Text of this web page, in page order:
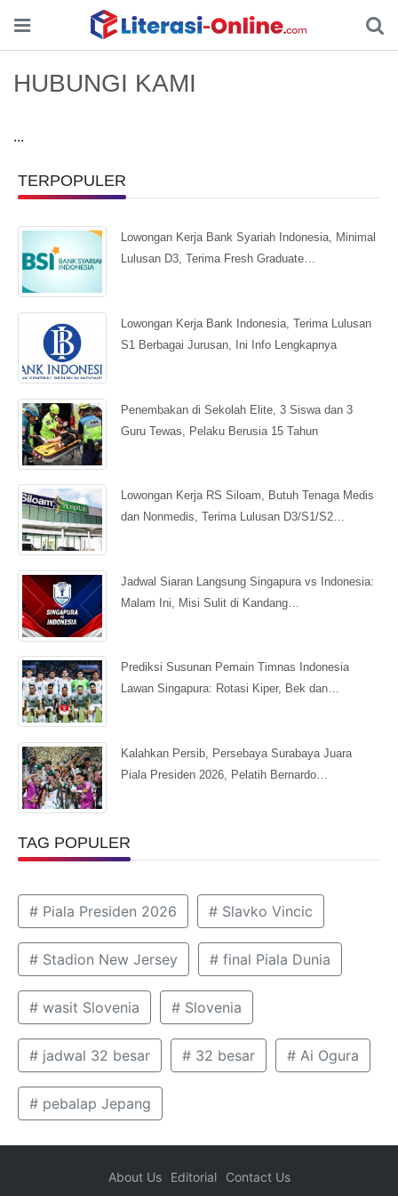
HUBUNGI KAMI
...
TERPOPULER
Lowongan Kerja Bank Syariah Indonesia, Minimal
Lulusan D3, Terima Fresh Graduate…
Lowongan Kerja Bank Indonesia, Terima Lulusan
S1 Berbagai Jurusan, Ini Info Lengkapnya
Penembakan di Sekolah Elite, 3 Siswa dan 3
Guru Tewas, Pelaku Berusia 15 Tahun
Lowongan Kerja RS Siloam, Butuh Tenaga Medis
dan Nonmedis, Terima Lulusan D3/S1/S2…
Jadwal Siaran Langsung Singapura vs Indonesia:
Malam Ini, Misi Sulit di Kandang…
Prediksi Susunan Pemain Timnas Indonesia
Lawan Singapura: Rotasi Kiper, Bek dan…
Kalahkan Persib, Persebaya Surabaya Juara
Piala Presiden 2026, Pelatih Bernardo…
TAG POPULER
# Piala Presiden 2026 # Slavko Vincic
# Stadion New Jersey # final Piala Dunia
# wasit Slovenia # Slovenia
# jadwal 32 besar # 32 besar # Ai Ogura
# pebalap Jepang
About Us Editorial Contact Us